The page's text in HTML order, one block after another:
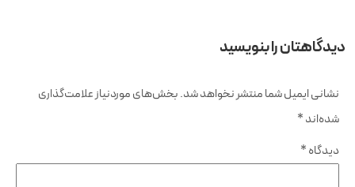
دیدگاهتان را بنویسید
نشانی ایمیل شما منتشر نخواهد شد.بخش‌های موردنیاز علامت‌گذاری
شده‌اند*
دیدگاه*